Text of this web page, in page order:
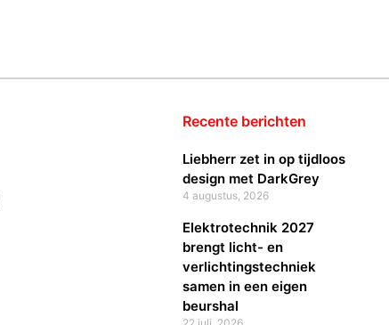
Recente berichten
Liebherr zet in op tijdloos
design met DarkGrey
4 augustus, 2026
Elektrotechnik 2027
brengt licht- en
verlichtingstechniek
samen in een eigen
beurshal